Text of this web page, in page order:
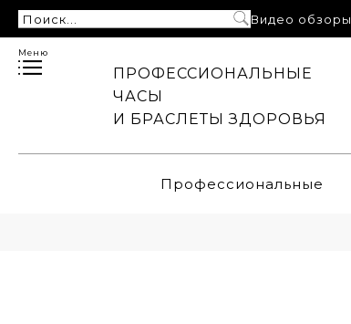
Видео обзоры
Меню
ПРОФЕССИОНАЛЬНЫЕ
ЧАСЫ
И БРАСЛЕТЫ ЗДОРОВЬЯ
Профессиональные